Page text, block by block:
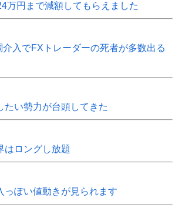
万円まで減額してもらえました
介入でFXトレーダーの死者が多数出る
たい勢力が台頭してきた
はロングし放題
っぽい値動きが見られます